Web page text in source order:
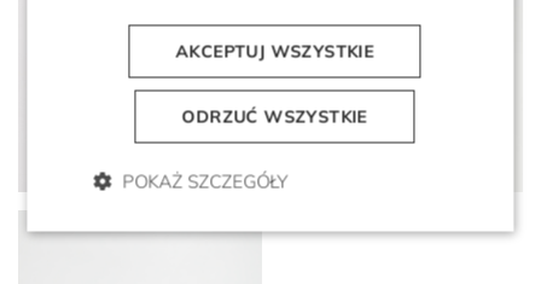
Jedwabna luźna koszula w
1 399 zł
Czekoladowe skórzane
AKCEPTUJ WSZYSTKIE
ODRZUĆ WSZYSTKIE
POKAŻ SZCZEGÓŁY